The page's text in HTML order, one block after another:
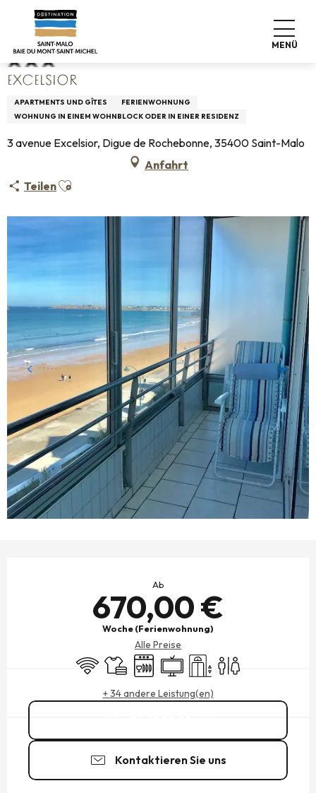
contenu
principal
MENÜ
Startseite
EXCELSIOR
APARTMENTS UND GÎTES
FERIENWOHNUNG
WOHNUNG IN EINEM WOHNBLOCK ODER IN EINER RESIDENZ
3 avenue Excelsior, Digue de Rochebonne, 35400 Saint-Malo
Anfahrt
TeilenAjouter aux favoris
Ab
670,00 €
Woche (Ferienwohnung)
Alle Preise
Wi-Fi Bettwäsche und Laken
Geschirrspülmaschine
FernsehenAufzugToiletten
+ 34 andere Leistung(en)
Kontaktieren Sie uns